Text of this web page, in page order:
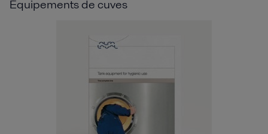
Équipements de cuves